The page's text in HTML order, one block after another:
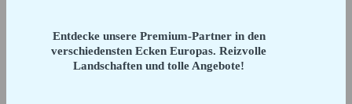
Entdecke unsere Premium-Partner in den
verschiedensten Ecken Europas. Reizvolle
Landschaften und tolle Angebote!